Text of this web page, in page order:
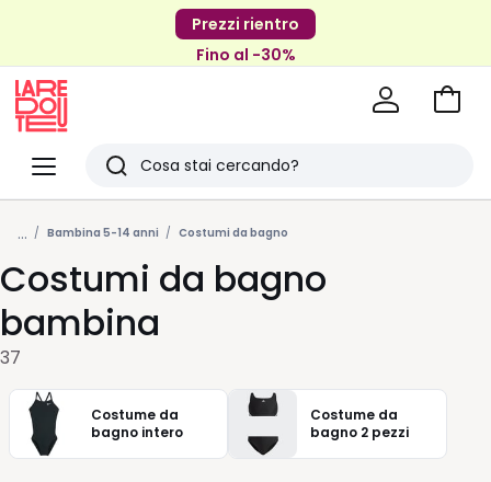
Prezzi rientro
Fino al -30%
Menu
Redoute
Ricerca
Ultimi
articoli
visti
Vai
... Bambina 5-14 anni Costumi da bagno
Costumi da bagno
bambina
37
Costume da
bagno intero
Costume da
bagno 2 pezzi